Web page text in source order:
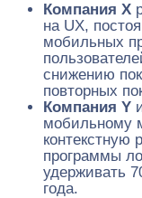
Компания X
на UX,
мобильных
снижению
повторных
Компания Y
мобильному
контекстную
программы
удерживать
года.